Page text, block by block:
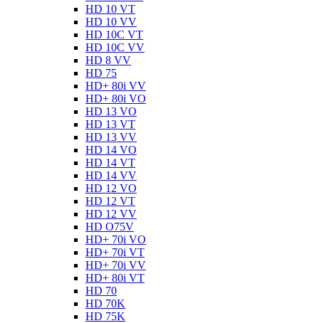
HD 10 VT
HD 10 VV
HD 10C VT
HD 10C VV
HD 8 VV
HD 75
HD+ 80i VV
HD+ 80i VO
HD 13 VO
HD 13 VT
HD 13 VV
HD 14 VO
HD 14 VT
HD 14 VV
HD 12 VO
HD 12 VT
HD 12 VV
HD O75V
HD+ 70i VO
HD+ 70i VT
HD+ 70i VV
HD+ 80i VT
HD 70
HD 70K
HD 75K